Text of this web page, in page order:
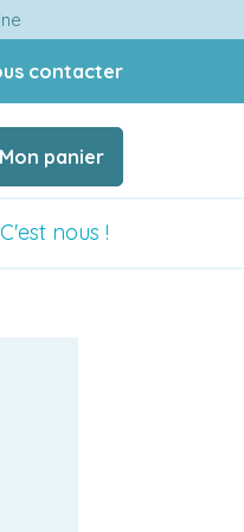
contacter
Mon panier
C'est nous !